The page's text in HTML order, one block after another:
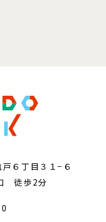
６丁目３１−６
徒歩2分